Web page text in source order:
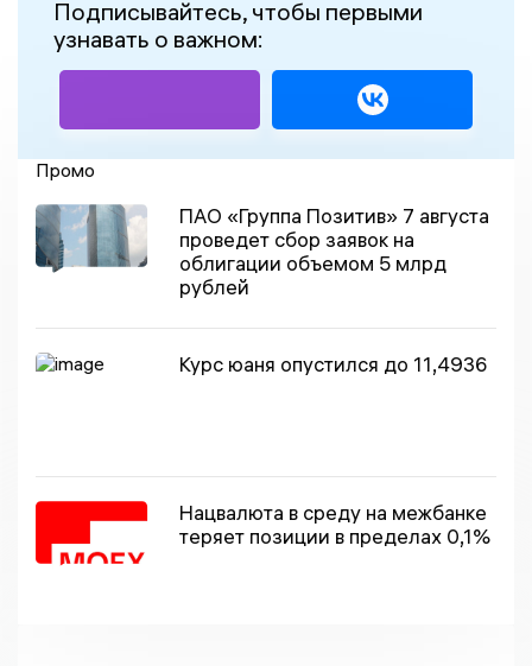
Подписывайтесь, чтобы первыми
узнавать о важном:
Промо
ПАО «Группа Позитив» 7 августа
проведет сбор заявок на
облигации объемом 5 млрд
рублей
Курс юаня опустился до 11,4936
Нацвалюта в среду на межбанке
теряет позиции в пределах 0,1%